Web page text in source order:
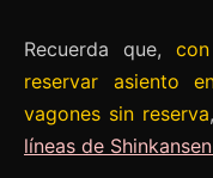
Recuerda que,
reservar asiento
vagones sin reserva
líneas de